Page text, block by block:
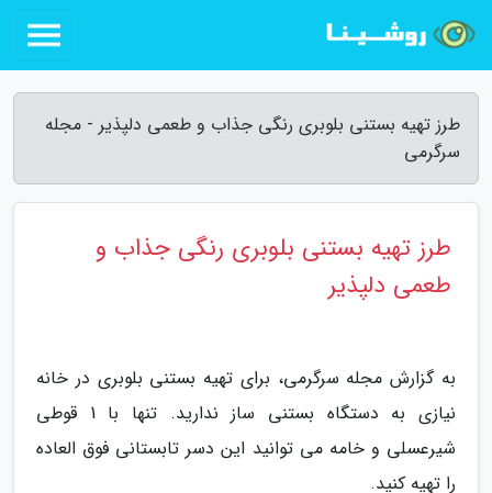
طرز تهیه بستنی بلوبری رنگی جذاب و طعمی دلپذیر - مجله
سرگرمی
طرز تهیه بستنی بلوبری رنگی جذاب و
طعمی دلپذیر
به گزارش مجله سرگرمی، برای تهیه بستنی بلوبری در خانه
نیازی به دستگاه بستنی ساز ندارید. تنها با 1 قوطی
شیرعسلی و خامه می توانید این دسر تابستانی فوق العاده
را تهیه کنید.